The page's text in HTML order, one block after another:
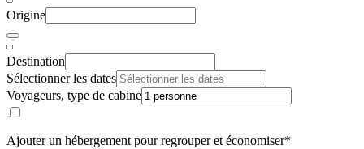
Origine
Destination
Sélectionner les dates
Voyageurs, type de cabine
Ajouter un hébergement pour regrouper et économiser*